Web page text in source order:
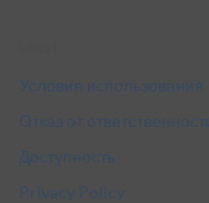
Условия использования
Отказ от ответственности
Доступность
Privacy Policy